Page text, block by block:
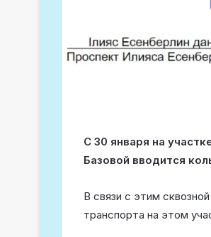
С 30 января на
Базовой вводится
В связи с этим
транспорта на этом